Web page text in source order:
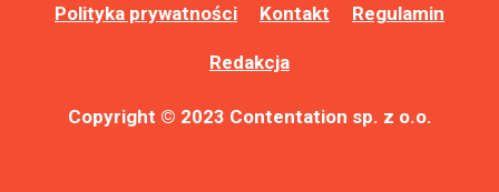
Polityka prywatności Kontakt Regulamin
Redakcja
Copyright © 2023 Contentation sp. z o.o.